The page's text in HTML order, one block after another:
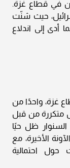
في قطاع غزة.
حيث شنّت
أدى إلى اندلاع
غزة، واحدًا من
متكررة من قبل
السنوار ظل حيًا
الأخيرة، مع
حول احتمالية